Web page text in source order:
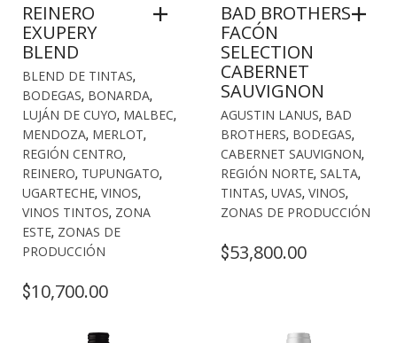
REINERO
EXUPERY
BLEND
BLEND DE TINTAS,
BODEGAS, BONARDA,
LUJÁN DE CUYO, MALBEC,
MENDOZA, MERLOT,
REGIÓN CENTRO,
REINERO, TUPUNGATO,
UGARTECHE, VINOS,
VINOS TINTOS, ZONA
ESTE, ZONAS DE
PRODUCCIÓN
$10,700.00
BAD BROTHERS
FACÓN
SELECTION
CABERNET
SAUVIGNON
AGUSTIN LANUS, BAD
BROTHERS, BODEGAS,
CABERNET SAUVIGNON,
REGIÓN NORTE, SALTA,
TINTAS, UVAS, VINOS,
ZONAS DE PRODUCCIÓN
$53,800.00